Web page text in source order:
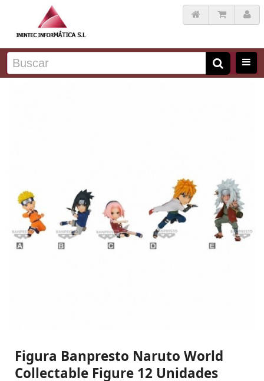
Figura Banpresto Naruto World
Collectable Figure 12 Unidades